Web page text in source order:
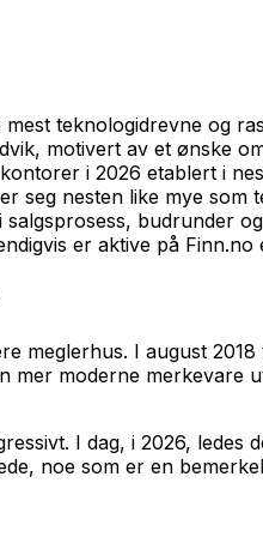
teknologidrevne og
motivert av et ønske
i 2026 etablert i
nesten like mye
budrunder
er aktive på Finn.no
meglerhus. I august
moderne merkevare
I dag, i 2026,
noe som er en